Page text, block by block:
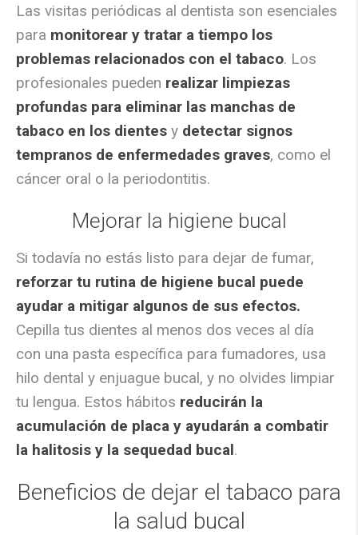
Las visitas periódicas al dentista son esenciales
para monitorear y tratar a tiempo los
problemas relacionados con el tabaco. Los
profesionales pueden realizar limpiezas
profundas para eliminar las manchas de
tabaco en los dientes y detectar signos
tempranos de enfermedades graves, como el
cáncer oral o la periodontitis.
Mejorar la higiene bucal
Si todavía no estás listo para dejar de fumar,
reforzar tu rutina de higiene bucal puede
ayudar a mitigar algunos de sus efectos.
Cepilla tus dientes al menos dos veces al día
con una pasta específica para fumadores, usa
hilo dental y enjuague bucal, y no olvides limpiar
tu lengua. Estos hábitos reducirán la
acumulación de placa y ayudarán a combatir
la halitosis y la sequedad bucal.
Beneficios de dejar el tabaco para
la salud bucal